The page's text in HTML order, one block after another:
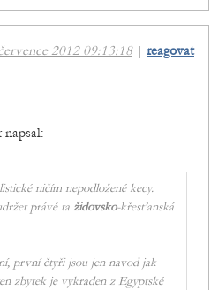
2012 09:13:18| reagovat
ničím nepodložené kecy.
právě ta židovsko-křesťanská
první čtyři jsou jen navod jak
zbytek je vykraden z Egyptské